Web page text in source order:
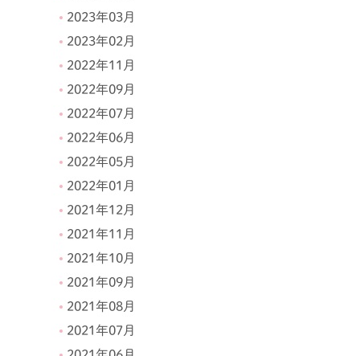
2023年03月
2023年02月
2022年11月
2022年09月
2022年07月
2022年06月
2022年05月
2022年01月
2021年12月
2021年11月
2021年10月
2021年09月
2021年08月
2021年07月